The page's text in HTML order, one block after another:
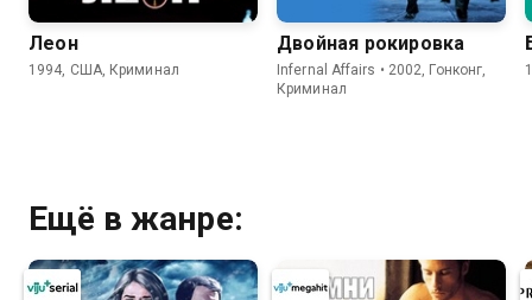
Леон
1994, США, Криминал
Двойная рокировка
Infernal Affairs • 2002, Гонконг,
Криминал
Ещё в жанре: